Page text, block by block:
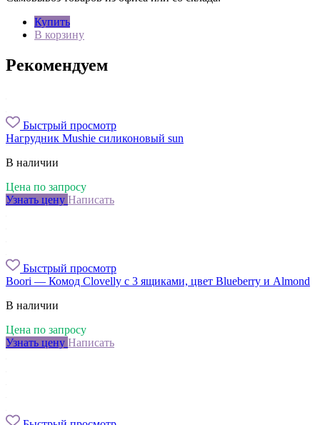
Купить
В корзину
Рекомендуем
Быстрый просмотр
Нагрудник Mushie силиконовый sun
В наличии
Цена по запросу
Узнать цену Написать
Быстрый просмотр
Boori — Комод Clovelly с 3 ящиками, цвет Blueberry и Almond
В наличии
Цена по запросу
Узнать цену Написать